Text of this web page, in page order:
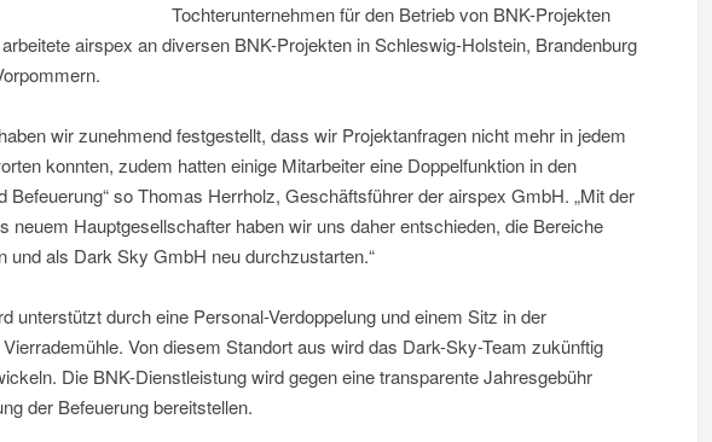
Tochterunternehmen für den Betrieb von BNK-Projekten
airspex an diversen BNK-Projekten in Schleswig-Holstein, Brandenburg
wir zunehmend festgestellt, dass wir Projektanfragen nicht mehr in jedem
konnten, zudem hatten einige Mitarbeiter eine Doppelfunktion in den
Befeuerung“ so Thomas Herrholz, Geschäftsführer der airspex GmbH. „Mit der
neuem Hauptgesellschafter haben wir uns daher entschieden, die Bereiche
und als Dark Sky GmbH neu durchzustarten.“
unterstützt durch eine Personal-Verdoppelung und einem Sitz in der
Von diesem Standort aus wird das Dark-Sky-Team zukünftig
Die BNK-Dienstleistung wird gegen eine transparente Jahresgebühr
der Befeuerung bereitstellen.